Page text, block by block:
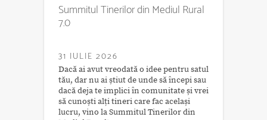
Summitul Tinerilor din Mediul Rural
7.0
31 IULIE 2026
Dacă ai avut vreodată o idee pentru satul
tău, dar nu ai știut de unde să începi sau
dacă deja te implici în comunitate și vrei
să cunoști alți tineri care fac același
lucru, vino la Summitul Tinerilor din